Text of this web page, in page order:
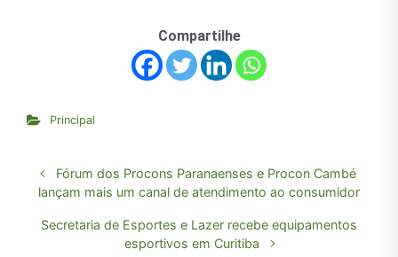
Compartilhe
Principal
Fórum dos Procons Paranaenses e Procon Cambé
lançam mais um canal de atendimento ao consumidor
Secretaria de Esportes e Lazer recebe equipamentos
esportivos em Curitiba